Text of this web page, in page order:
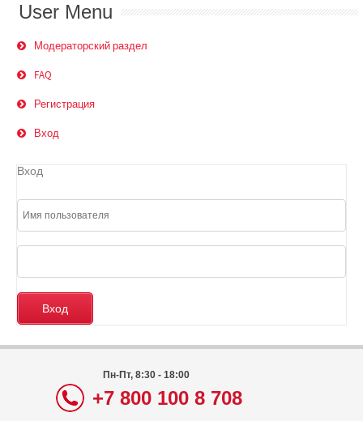
User Menu
Модераторский раздел
FAQ
Регистрация
Вход
Вход
Пн-Пт, 8:30 - 18:00
+7 800 100 8 708